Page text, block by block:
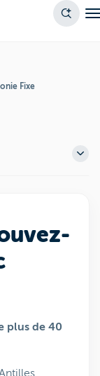
Fixe
plus de 40